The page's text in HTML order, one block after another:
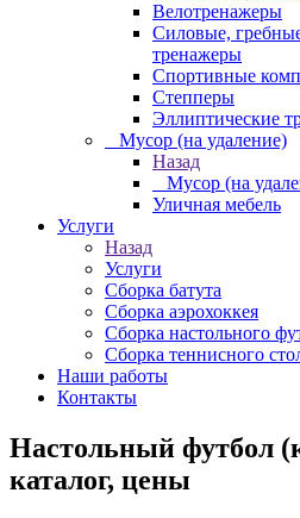
Велотренажеры
Силовые,
тренажеры
Спортивные
Степперы
Эллиптические
_ Мусор (на удаление)
Назад
_ Мусор (на
Уличная мебель
Услуги
Назад
Услуги
Сборка батута
Сборка аэрохоккея
Сборка настольного
Сборка теннисного
Наши работы
Контакты
Настольный футбол
каталог, цены